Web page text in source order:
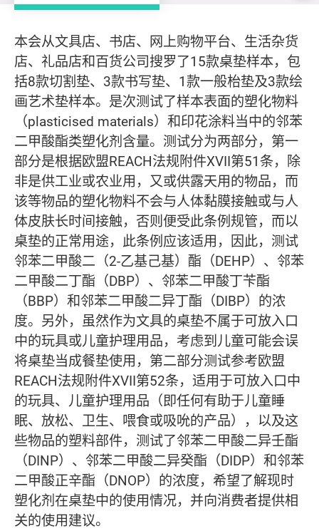
测试样本和方法
本会从文具店、书店、网上购物平台、生活杂货
店、礼品店和百货公司搜罗了15款桌垫样本，包
括8款切割垫、3款书写垫、1款一般枱垫及3款绘
画艺术垫样本。是次测试了样本表面的塑化物料
（plasticised materials）和印花涂料当中的邻苯
二甲酸酯类塑化剂含量。测试分为两部分，第一
部分是根据欧盟REACH法规附件XVII第51条，除
非是供工业或农业用，又或供露天用的物品，而
该等物品的塑化物料不会与人体黏膜接触或与人
体皮肤长时间接触，否则便受此条例规管，而以
桌垫的正常用途，此条例应该适用，因此，测试
邻苯二甲酸二（2-乙基己基）酯（DEHP）、邻苯
二甲酸二丁酯（DBP）、邻苯二甲酸丁苄酯
（BBP）和邻苯二甲酸二异丁酯（DIBP）的浓
度。另外，虽然作为文具的桌垫不属于可放入口
中的玩具或儿童护理用品，考虑到儿童可能会误
将桌垫当成餐垫使用，第二部分测试参考欧盟
REACH法规附件XVII第52条，适用于可放入口中
的玩具、儿童护理用品（即任何有助于儿童睡
眠、放松、卫生、喂食或吸吮的产品），以及这
些物品的塑料部件，测试了邻苯二甲酸二异壬酯
（DINP）、邻苯二甲酸二异癸酯（DIDP）和邻苯
二甲酸正辛酯（DNOP）的浓度，希望了解现时
塑化剂在桌垫中的使用情况，并向消费者提供相
关的使用建议。